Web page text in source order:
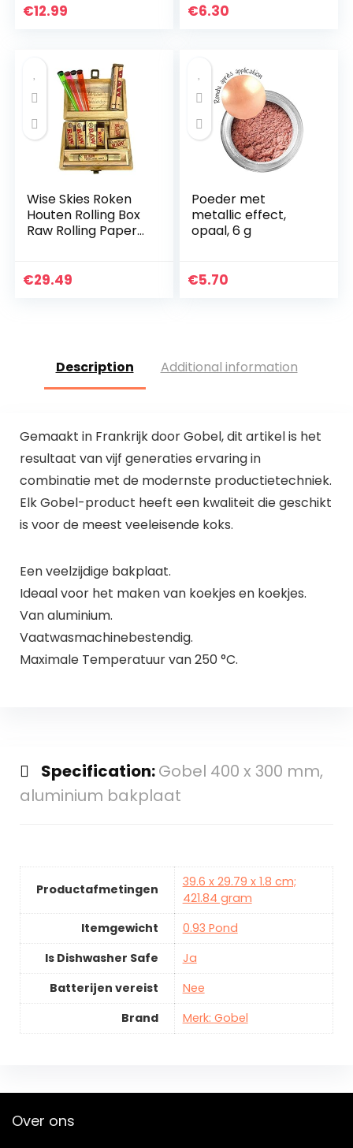
bakvorm rond, Ø
€12.99
Cake Toppers voor
€6.30
Wise Skies Roken
Houten Rolling Box
Raw Rolling Papers
€29.49
Poeder met
metallic effect,
opaal, 6 g
€5.70
Description Additional information
Gemaakt in Frankrijk door Gobel, dit artikel is het
resultaat van vijf generaties ervaring in
combinatie met de modernste productietechniek.
Elk Gobel-product heeft een kwaliteit die geschikt
is voor de meest veeleisende koks.
Een veelzijdige bakplaat.
Ideaal voor het maken van koekjes en koekjes.
Van aluminium.
Vaatwasmachinebestendig.
Maximale Temperatuur van 250 °C.
Specification:Gobel 400 x 300 mm,
aluminium bakplaat
Productafmetingen
39.6 x 29.79 x 1.8 cm;
421.84 gram
Itemgewicht
0.93 Pond
Is Dishwasher Safe
Ja
Batterijen vereist
Nee
Brand
Merk: Gobel
Over ons